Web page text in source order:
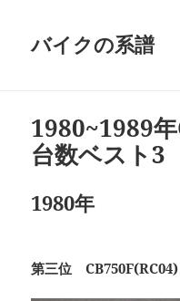
バイクの系譜
1980~1989
台数ベスト3
1980年
第三位